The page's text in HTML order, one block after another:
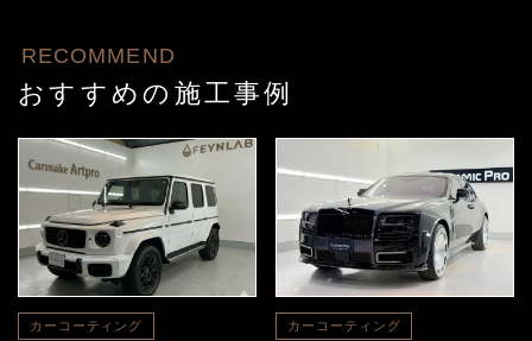
RECOMMEND
おすすめの施工事例
カーコーティング カーコーティング